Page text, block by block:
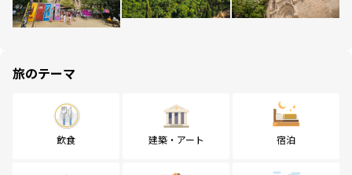
旅のテーマ
飲食 建築・アート 宿泊